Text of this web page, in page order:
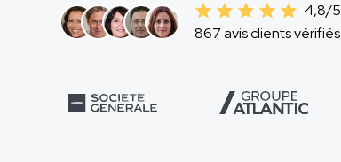
4,8/5
867 avis clients vérifiés